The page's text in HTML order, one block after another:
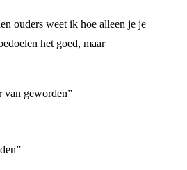
ouders weet ik hoe alleen je je
het goed, maar
van geworden”